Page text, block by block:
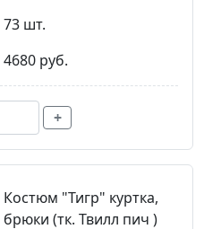
73 шт.
4680 руб.
+
Костюм "Тигр" куртка,
брюки (тк. Твилл пич )